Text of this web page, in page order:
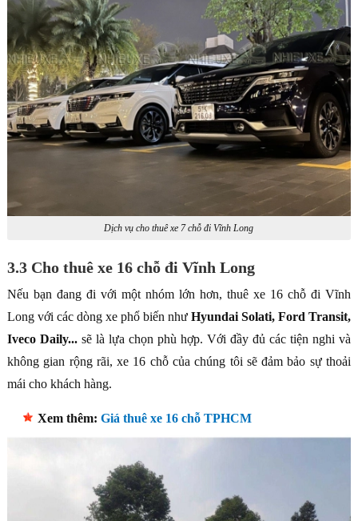
Dịch vụ cho thuê xe 7 chỗ đi Vĩnh Long
3.3 Cho thuê xe 16 chỗ đi Vĩnh Long
Nếu bạn đang đi với một nhóm lớn hơn, thuê xe 16 chỗ đi Vĩnh
Long với các dòng xe phổ biến nhưHyundai Solati, Ford Transit,
Iveco Daily...sẽ là lựa chọn phù hợp. Với đầy đủ các tiện nghi và
không gian rộng rãi, xe 16 chỗ của chúng tôi sẽ đảm bảo sự thoải
mái cho khách hàng.
Xem thêm: Giá thuê xe 16 chỗ TPHCM